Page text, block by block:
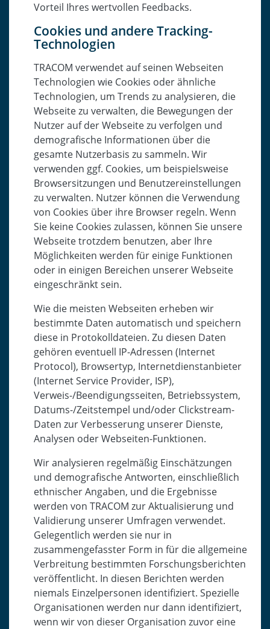
Vorteil Ihres wertvollen Feedbacks.
Cookies und andere Tracking-
Technologien
TRACOM verwendet auf seinen Webseiten
Technologien wie Cookies oder ähnliche
Technologien, um Trends zu analysieren, die
Webseite zu verwalten, die Bewegungen der
Nutzer auf der Webseite zu verfolgen und
demografische Informationen über die
gesamte Nutzerbasis zu sammeln. Wir
verwenden ggf. Cookies, um beispielsweise
Browsersitzungen und Benutzereinstellungen
zu verwalten. Nutzer können die Verwendung
von Cookies über ihre Browser regeln. Wenn
Sie keine Cookies zulassen, können Sie unsere
Webseite trotzdem benutzen, aber Ihre
Möglichkeiten werden für einige Funktionen
oder in einigen Bereichen unserer Webseite
eingeschränkt sein.
Wie die meisten Webseiten erheben wir
bestimmte Daten automatisch und speichern
diese in Protokolldateien. Zu diesen Daten
gehören eventuell IP-Adressen (Internet
Protocol), Browsertyp, Internetdienstanbieter
(Internet Service Provider, ISP),
Verweis-/Beendigungsseiten, Betriebssystem,
Datums-/Zeitstempel und/oder Clickstream-
Daten zur Verbesserung unserer Dienste,
Analysen oder Webseiten-Funktionen.
Wir analysieren regelmäßig Einschätzungen
und demografische Antworten, einschließlich
ethnischer Angaben, und die Ergebnisse
werden von TRACOM zur Aktualisierung und
Validierung unserer Umfragen verwendet.
Gelegentlich werden sie nur in
zusammengefasster Form in für die allgemeine
Verbreitung bestimmten Forschungsberichten
veröffentlicht. In diesen Berichten werden
niemals Einzelpersonen identifiziert. Spezielle
Organisationen werden nur dann identifiziert,
wenn wir von dieser Organisation zuvor eine